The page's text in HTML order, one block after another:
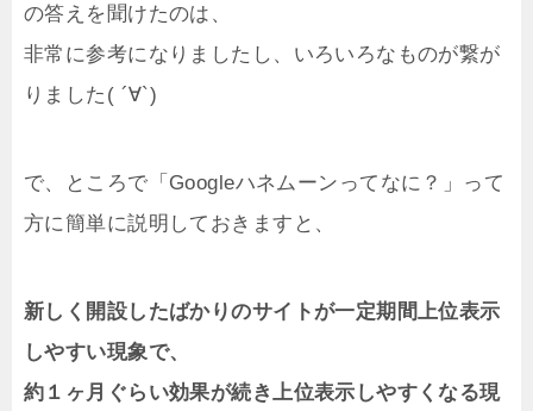
の答えを聞けたのは、
非常に参考になりましたし、いろいろなものが繋が
りました( ´∀`)
で、ところで「Googleハネムーンってなに？」って
方に簡単に説明しておきますと、
新しく開設したばかりのサイトが一定期間上位表示
しやすい現象で、
約１ヶ月ぐらい効果が続き上位表示しやすくなる現